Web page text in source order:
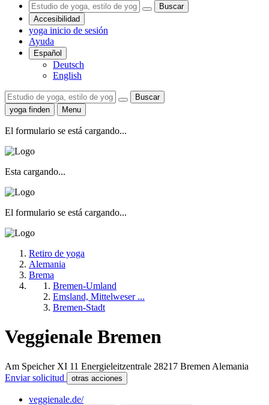
Buscar
Accesibilidad
yoga inicio de sesión
Ayuda
Español
Deutsch
English
Buscar
yoga finden
Menu
El formulario se está cargando...
Esta cargando...
El formulario se está cargando...
Retiro de yoga
Alemania
Brema
Bremen-Umland
Emsland, Mittelweser ...
Bremen-Stadt
Veggienale Bremen
Am Speicher XI 11 Energieleitzentrale 28217 Bremen Alemania
Enviar solicitud
otras acciones
veggienale.de/